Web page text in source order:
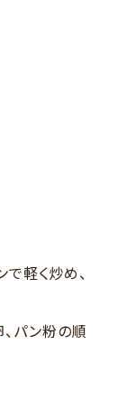
軽く炒め、
パン粉の順